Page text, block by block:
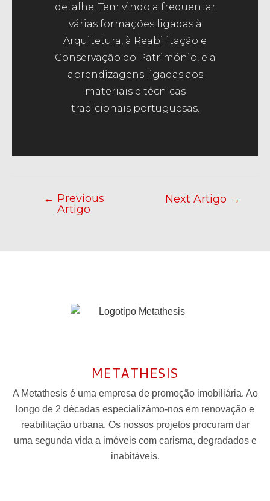
detalhe. Tem vindo a frequentar
várias formações ligadas à
Arquitetura, à Reabilitação e
Conservação do Património, e a
aprendizagens ligadas aos
materiais e técnicas
tradicionais portuguesas.
← Previous
Artigo
Next Artigo →
METATHESIS
A Metathesis é uma empresa de promoção imobiliária. Ao
longo de 2 décadas especializámo-nos em renovação e
reabilitação urbana. Os nossos projetos procuram dar
uma segunda vida a imóveis com carisma, degradados e
inabitáveis.